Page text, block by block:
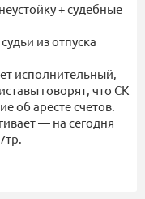
+ судебные
из отпуска
исполнительный,
говорят, что СК
об аресте счетов.
— на сегодня